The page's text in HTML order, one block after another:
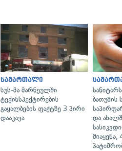
სამართალი
სუს-მა მარნეულში
ტექინსპექტირების
გაყალბების ფაქტზე 3 პირი
დააკავა
ბათუმის
და